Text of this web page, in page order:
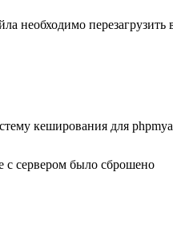
необходимо перезагрузить
кеширования для
с сервером было сброшено